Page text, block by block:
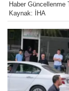
Haber Güncellenme
Kaynak: İHA